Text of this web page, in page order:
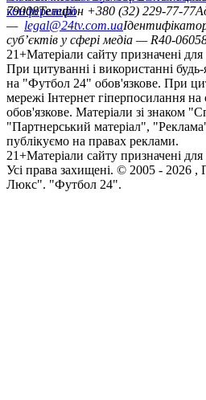
конференцій
79008Телефон +380 (32) 229-77-77
— legal@24tv.com.ua
суб’єктів у сфері медіа — R40-
21+Матеріали сайту призначені
При цитуванні і використанні
на "Футбол 24" обов'язкове. При
мережі Інтернет гіперпосилання на
обов'язкове. Матеріали зі знаком
"Партнерський матеріал",
публікуємо на правах реклами.
21+Матеріали сайту призначені
Усi права захищенi. © 2005 - 2026 ,
Люкс". "Футбол 24".